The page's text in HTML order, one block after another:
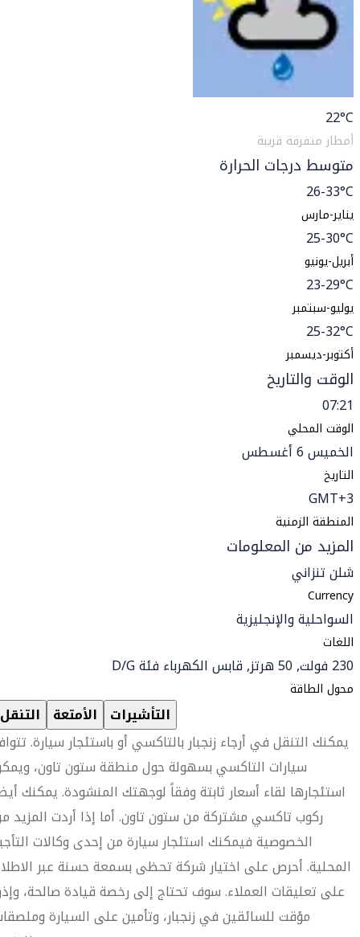
22°C
أمطار متفرقة قريبة
متوسط درجات الحرارة
26-33°C
يناير-مارس
25-30°C
أبريل-يونيو
23-29°C
يوليو-سبتمبر
25-32°C
أكتوبر-ديسمبر
الوقت والتاريخ
07:21
الوقت المحلي
الخميس 6 أغسطس
التاريخ
GMT+3
المنطقة الزمنية
المزيد من المعلومات
شلن تنزاني
Currency
السواحلية والإنجليزية
اللغات
230 فولت, 50 هرتز, قابس الكهرباء فئة D/G
محول الطاقة
التنقل الأمتعة التأشيرات
يمكنك التنقل في أرجاء زنجبار بالتاكسي أو باستئجار سيارة.
سيارات التاكسي بسهولة حول منطقة ستون تاون،
استئجارها لقاء أسعار ثابتة وفقاً لوجهتك المنشودة. يمكنك
ركوب تاكسي مشتركة من ستون تاون. أما إذا أردت المزيد
الخصوصية فيمكنك استئجار سيارة من إحدى وكالات
المحلية. أحرص على اختيار شركة تحظى بسمعة حسنة عبر
على تعليقات العملاء. سوف تحتاج إلى رخصة قيادة صالحة،
مؤقت للسائقين في زنجبار، وتأمين على السيارة